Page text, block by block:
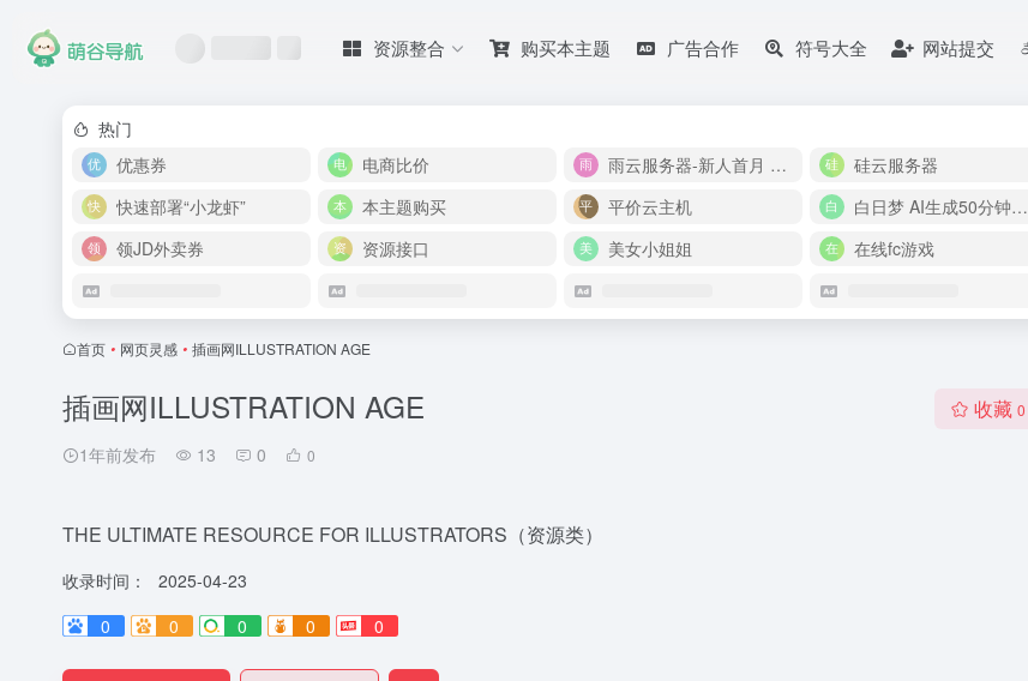
资源整合 购买本主题 广告合作 符号大全 网站提交
热门
优惠券
电商比价 雨云服务器-新人首月 5 折 硅云服务器
快速部署“小龙虾”
本主题购买 平价云主机 白日梦 AI生成50分钟视频
领JD外卖券
资源接口 美女小姐姐 在线fc游戏
首页 • 网页灵感 • 插画网ILLUSTRATION AGE
插画网ILLUSTRATION AGE
1年前发布 13 0 0
收藏 0
THE ULTIMATE RESOURCE FOR ILLUSTRATORS（资源类）
收录时间：
2025-04-23
0
0 0 0 0